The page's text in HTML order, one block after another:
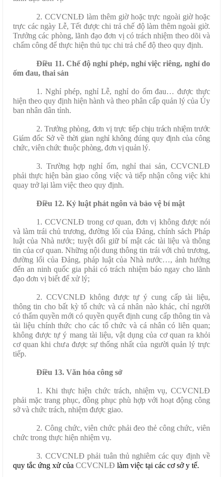
2. CCVCNLĐ làm thêm giờ hoặc trực ngoài giờ hoặc
trực các ngày Lễ, Tết được chi trả chế độ làm thêm ngoài giờ.
Trưởng các phòng, lãnh đạo đơn vị có trách nhiệm theo dõi và
chấm công để thực hiện thủ tục chi trả chế độ theo quy định.
Điều 11. Chế độ nghỉ phép, nghỉ việc riêng, nghỉ do
ốm đau, thai sản
1. Nghỉ phép, nghỉ Lễ, nghỉ do ốm đau… được thực
hiện theo quy định hiện hành và theo phân cấp quản lý của Ủy
ban nhân dân tỉnh.
2. Trưởng phòng, đơn vị trực tiếp chịu trách nhiệm trước
Giám đốc Sở về thời gian nghỉ không đúng quy định của công
chức, viên chức thuộc phòng, đơn vị quản lý.
3. Trường hợp nghỉ ốm, nghỉ thai sản, CCVCNLĐ
phải thực hiện bàn giao công việc và tiếp nhận công việc khi
quay trở lại làm việc theo quy định.
Điều 12. Kỷ luật phát ngôn và bảo vệ bí mật
1. CCVCNLĐ trong cơ quan, đơn vị không được nói
và làm trái chủ trương, đường lối của Đảng, chính sách Pháp
luật của Nhà nước; tuyệt đối giữ bí mật các tài liệu và thông
tin của cơ quan. Những nội dung thông tin trái với chủ trương,
đường lối của Đảng, pháp luật của Nhà nước…, ảnh hưởng
đến an ninh quốc gia phải có trách nhiệm báo ngay cho lãnh
đạo đơn vị biết để xử lý;
2. CCVCNLĐ không được tự ý cung cấp tài liệu,
thông tin cho bất kỳ tổ chức và cá nhân nào khác, chỉ người
có thẩm quyền mới có quyền quyết định cung cấp thông tin và
tài liệu chính thức cho các tổ chức và cá nhân có liên quan;
không được tự ý mang tài liệu, vật dụng của cơ quan ra khỏi
cơ quan khi chưa được sự thống nhất của người quản lý trực
tiếp.
Điều 13. Văn hóa công sở
1. Khi thực hiện chức trách, nhiệm vụ, CCVCNLĐ
phải mặc trang phục, đồng phục phù hợp với hoạt động công
sở và chức trách, nhiệm được giao.
2. Công chức, viên chức phải đeo thẻ công chức, viên
chức trong thực hiện nhiệm vụ.
3. CCVCNLĐ phải tuân thủ nghiêm các quy định về
quy tắc ứng xử của CCVCNLĐ làm việc tại các cơ sở y tế.